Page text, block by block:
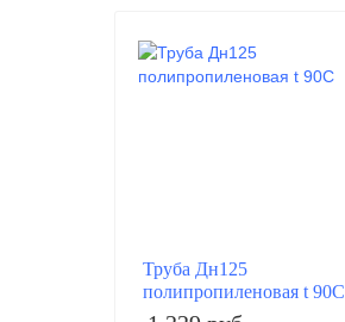
Труба Дн125
полипропиленовая t 90C